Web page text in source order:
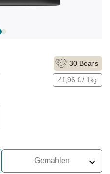
30 Beans
41,96 € / 1kg
Gemahlen
Für Siebträger